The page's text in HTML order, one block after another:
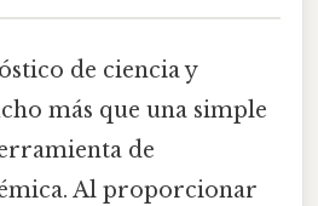
de ciencia y
más que una simple
de
Al proporcionar